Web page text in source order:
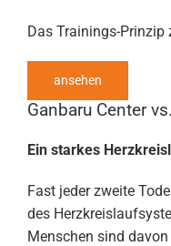
Das Trainings-Prinzip
ansehen
Ganbaru Center
Ein starkes
Fast jeder zweite
des
Menschen sind